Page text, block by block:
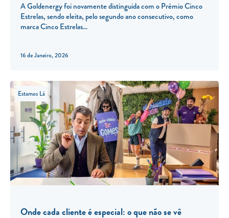
A Goldenergy foi novamente distinguida com o Prémio Cinco
Estrelas, sendo eleita, pelo segundo ano consecutivo, como
marca Cinco Estrelas
16 de Janeiro, 2026
Estamos Lá
Onde cada cliente é especial: o que não se vê